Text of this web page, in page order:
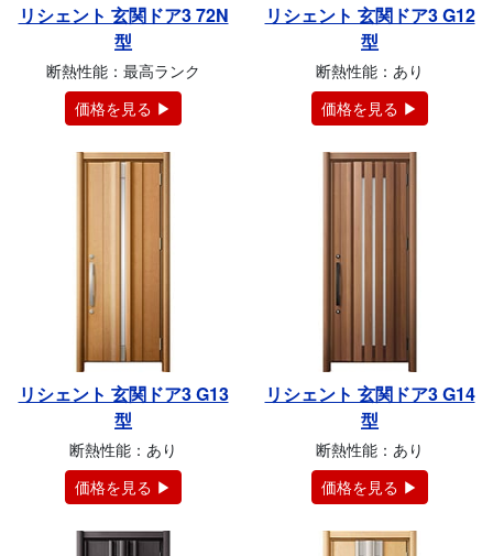
リシェント 玄関ドア3 72N
型
断熱性能：最高ランク
価格を見る ▶
リシェント 玄関ドア3 G12
型
断熱性能：あり
価格を見る ▶
リシェント 玄関ドア3 G13
型
断熱性能：あり
価格を見る ▶
リシェント 玄関ドア3 G14
型
断熱性能：あり
価格を見る ▶